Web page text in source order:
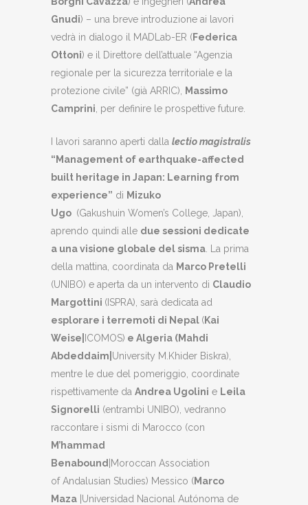
Gnudi) – una breve introduzione ai lavori
vedrà in dialogo il MADLab-ER (Federica
Ottoni) e il Direttore dell’attuale “Agenzia
regionale per la sicurezza territoriale e la
protezione civile” (già ARRIC),
Massimo
Camprini , per definire le prospettive future.
I lavori saranno aperti dalla lectio magistralis
“ Management of earthquake-affected
built heritage in Japan: Learning from
experience” di Mizuko
Ugo (Gakushuin Women’s College, Japan),
aprendo quindi alle due sessioni dedicate
a una visione globale del sisma . La prima
della mattina, coordinata da Marco Pretelli
(UNIBO) e aperta da un intervento di Claudio
Margottini (ISPRA), sarà dedicata ad
esplorare i terremoti di Nepal (Kai
Weise| ICOMOS) e Algeria (Mahdi
Abdeddaim| University M.Khider Biskra),
mentre le due del pomeriggio, coordinate
rispettivamente da Andrea Ugolini e Leila
Signorelli (entrambi UNIBO), vedranno
raccontare i sismi di Marocco (con
M’hammad
Benabound Moroccan Association
ofAndalusian Studies) Messico (Marco
Maza Universidad Nacional Autónoma de